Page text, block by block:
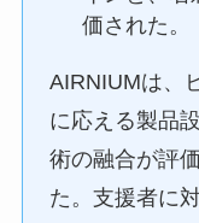
価された。
AIRNIUMは、
に応える製品
術の融合が評
た。支援者に